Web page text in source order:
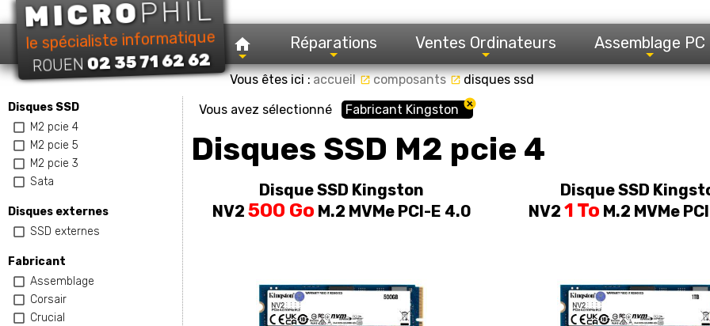
MICROPHIL
le spécialiste informatique
ROUEN 02 35 71 62 62
Réparations Ventes Ordinateurs Assemblage PC
Vous êtes ici :accueil launch composants launch disques ssd
Disques SSD
M2 pcie 4
M2 pcie 5
M2 pcie 3
Sata
Disques externes
SSD externes
Fabricant
Assemblage
Corsair
Crucial
Vous avez sélectionné Fabricant Kingston
Disques SSD M2 pcie 4
Disque SSD Kingston
NV2 500 Go M.2 MVMe PCI-E 4.0
Disque SSD
NV2 1 To M.2 MVMe